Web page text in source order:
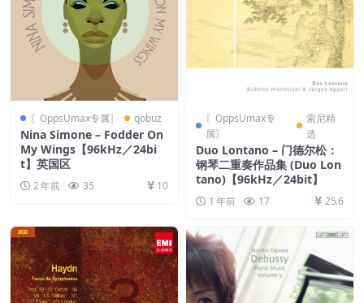
〖OppsUmax专属〗 qobuz
Nina Simone – Fodder On
My Wings【96kHz／24bi
t】英国区
2 年前 35 10
〖OppsUmax专
属〗
索尼精
选
Duo Lontano – 门德尔松：
钢琴二重奏作品集 (Duo Lon
tano)【96kHz／24bit】
1 年前 17 25.6